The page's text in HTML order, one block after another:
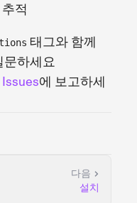
적
태그와 함께
문하세요
에 보고하세
다음
설치